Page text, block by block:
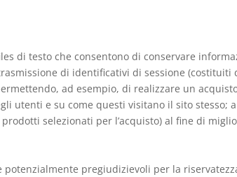
di testo che consentono di conservare
di identificativi di sessione (costituiti
ad esempio, di realizzare un
utenti e su come questi visitano il sito stesso;
selezionati per l’acquisto) al fine di
pregiudizievoli per la